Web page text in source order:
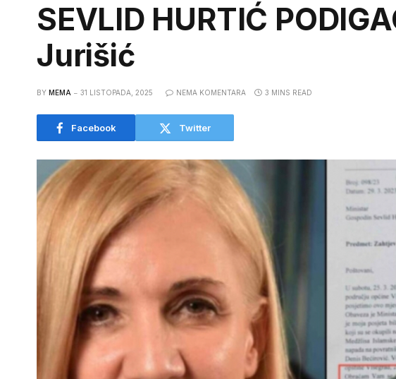
SEVLID HURTIĆ
Jurišić
BY MEMA 31 LISTOPADA, 2025 NEMA KOMENTARA 3 MINS READ
Facebook Twitter